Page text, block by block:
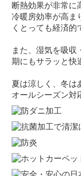
断熱効果が非常に
冷暖房効率が高ま
くとっても経済的
また、湿気を吸収
期にもサラッと快
夏は涼しく、冬は
オールシーズン対